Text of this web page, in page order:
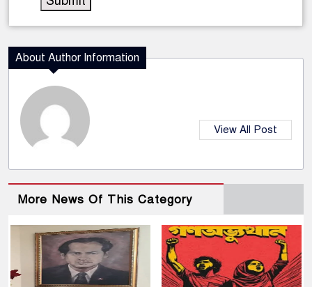
About Author Information
View All Post
More News Of This Category